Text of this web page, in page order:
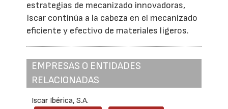
estrategias de mecanizado innovadoras,
Iscar continúa a la cabeza en el mecanizado
eficiente y efectivo de materiales ligeros.
EMPRESAS O ENTIDADES
RELACIONADAS
Iscar Ibérica, S.A.